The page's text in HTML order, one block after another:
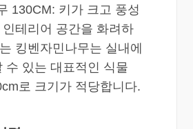
130CM: 키가 크고 풍성
테리어 공간을 화려하
킹벤자민나무는 실내에
수 있는 대표적인 식물
로 크기가 적당합니다.